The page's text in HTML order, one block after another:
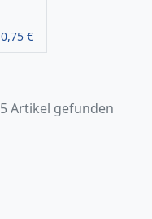
0,75 €
5 Artikel gefunden